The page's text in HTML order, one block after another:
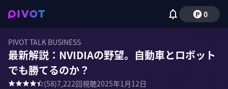
0
PIVOT TALK BUSINESS
最新解説：NVIDIAの野望。自動車とロボット
でも勝てるのか？
(58)7,222回視聴2025年1月12日